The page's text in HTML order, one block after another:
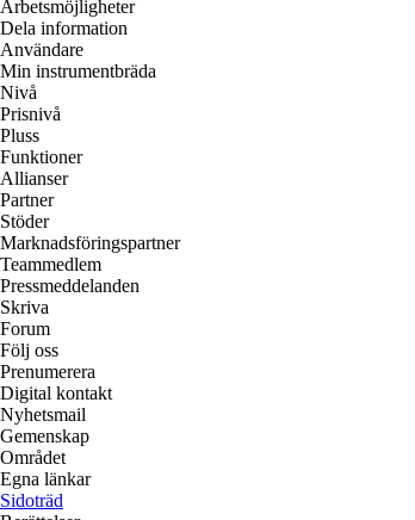
Arbetsmöjligheter
Dela information
Användare
Min instrumentbräda
Nivå
Prisnivå
Pluss
Funktioner
Allianser
Partner
Stöder
Marknadsföringspartner
Teammedlem
Pressmeddelanden
Skriva
Forum
Följ oss
Prenumerera
Digital kontakt
Nyhetsmail
Gemenskap
Området
Egna länkar
Sidoträd